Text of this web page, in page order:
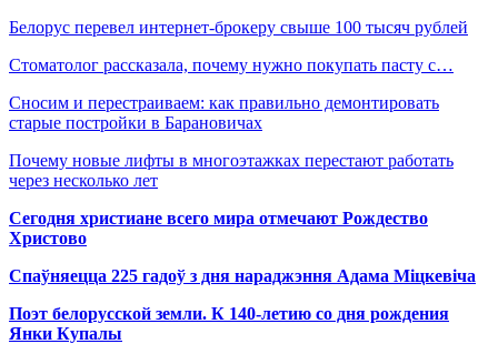
Белорус перевел интернет-брокеру свыше 100 тысяч рублей
Стоматолог рассказала, почему нужно покупать пасту с…
Сносим и перестраиваем: как правильно демонтировать
старые постройки в Барановичах
Почему новые лифты в многоэтажках перестают работать
через несколько лет
Сегодня христиане всего мира отмечают Рождество
Христово
Спаўняецца 225 гадоў з дня нараджэння Адама Міцкевіча
Поэт белорусской земли. К 140-летию со дня рождения
Янки Купалы